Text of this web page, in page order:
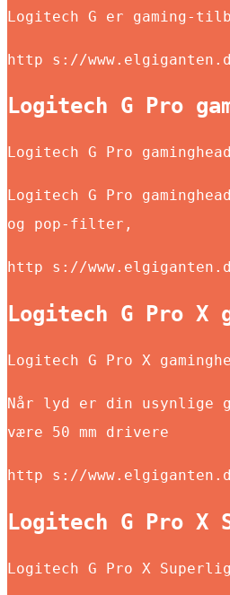
Logitech G er gaming-
http s://
Logitech G Pro
Logitech G Pro
Logitech G Pro
og pop-filter,
http s://
Logitech G Pro X
Logitech G Pro X
Når lyd er din usynlige
være 50 mm drivere
http s://
Logitech G Pro X
Logitech G Pro X